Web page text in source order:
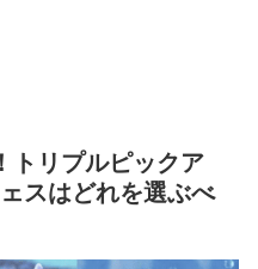
トリプルピックア
スはどれを選ぶべ